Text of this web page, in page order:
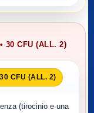
30 CFU (ALL. 2)
CFU (ALL. 2)
(tirocinio e una